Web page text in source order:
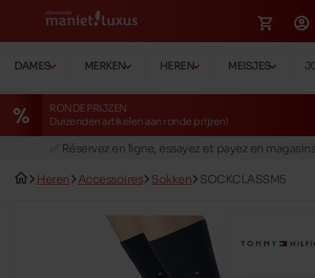
DAMES MERKEN HEREN MEISJES
RONDE PRIJZEN
Duizenden artikelen aan ronde prijzen!
🚛 Livraison gratuite en magasins
✅ Réservez en ligne, essayez et payez en
🚛 Livraison gratuite en magasins
Heren Accessoires Sokken SOCKCLASSM5